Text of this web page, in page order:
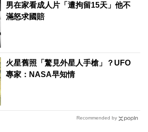
男在家看成人片「遭拘留15天」他不
滿怒求國賠
火星舊照「驚見外星人手槍」？UFO
專家：NASA早知情
Recommended by